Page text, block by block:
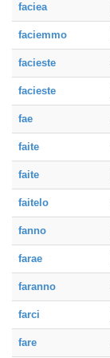
faciea
faciemmo
facieste
facieste
fae
faite
faite
faitelo
fanno
farae
faranno
farci
fare